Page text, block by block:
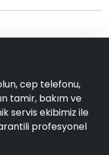
cep telefonu,
tamir, bakım ve
servis ekibimiz ile
profesyonel